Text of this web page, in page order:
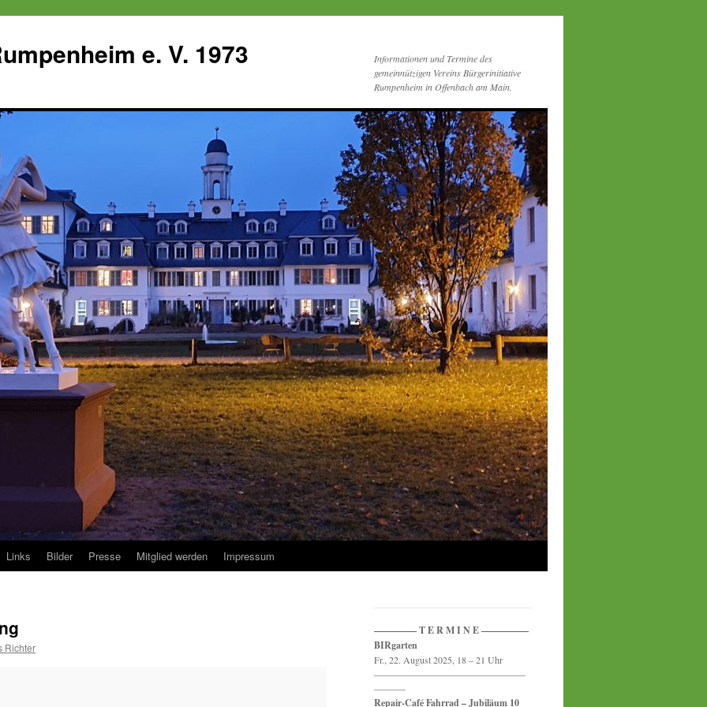
e. V. 1973
Informationen und Termine des
gemeinnützigen Vereins Bürgerinitiative
Rumpenheim in Offenbach am Main.
Links Bilder Presse Mitglied werden Impressum
Richter
————– T E R M I N E —————
BIRgarten
Fr., 22. August 2025, 18 – 21 Uhr
————————————————
———-
Repair-Café Fahrrad – Jubiläum 10